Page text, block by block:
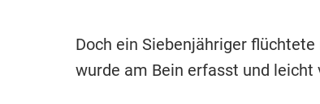
Doch ein Siebenjähriger
wurde am Bein erfasst und leicht